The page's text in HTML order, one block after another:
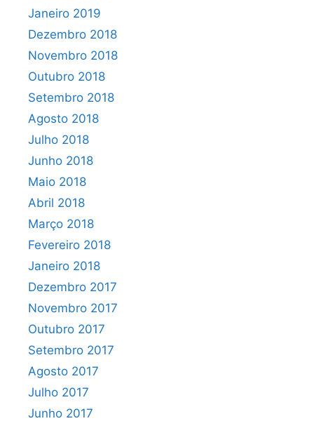
Janeiro 2019
Dezembro 2018
Novembro 2018
Outubro 2018
Setembro 2018
Agosto 2018
Julho 2018
Junho 2018
Maio 2018
Abril 2018
Março 2018
Fevereiro 2018
Janeiro 2018
Dezembro 2017
Novembro 2017
Outubro 2017
Setembro 2017
Agosto 2017
Julho 2017
Junho 2017